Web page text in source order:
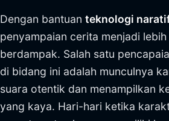
Dengan bantuan teknologi
penyampaian cerita menjadi
berdampak. Salah satu
di bidang ini adalah munculnya
suara otentik dan menampilkan
yang kaya. Hari-hari ketika